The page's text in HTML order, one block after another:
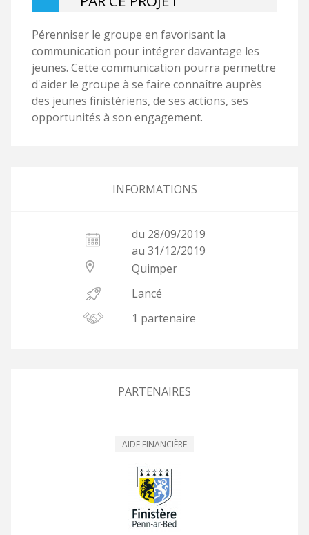
Pérenniser le groupe en favorisant la
communication pour intégrer davantage les
jeunes. Cette communication pourra permettre
d'aider le groupe à se faire connaître auprès
des jeunes finistériens, de ses actions, ses
opportunités à son engagement.
INFORMATIONS
du 28/09/2019
au 31/12/2019
Quimper
Lancé
1 partenaire
PARTENAIRES
AIDE FINANCIÈRE